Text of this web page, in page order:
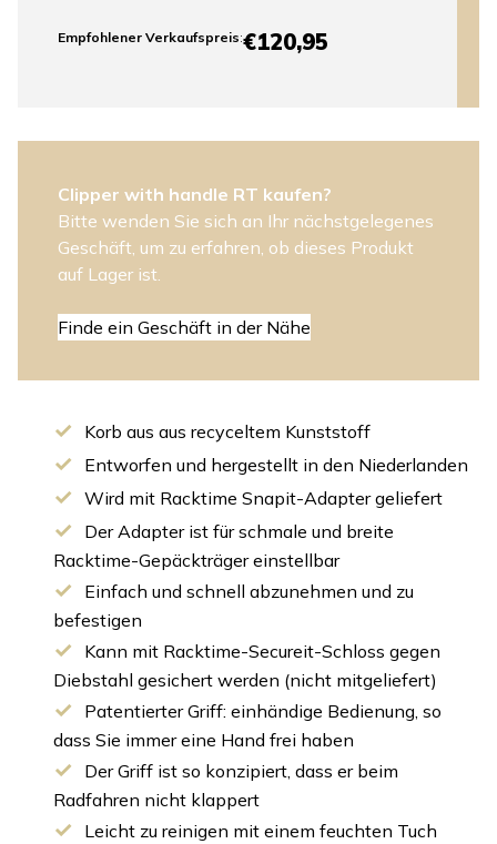
Empfohlener Verkaufspreis:€120,95
Clipper with handle RT kaufen?
Bitte wenden Sie sich an Ihr nächstgelegenes
Geschäft, um zu erfahren, ob dieses Produkt
auf Lager ist.
Finde ein Geschäft in der Nähe
Korb aus aus recyceltem Kunststoff
Entworfen und hergestellt in den Niederlanden
Wird mit Racktime Snapit-Adapter geliefert
Der Adapter ist für schmale und breite
Racktime-Gepäckträger einstellbar
Einfach und schnell abzunehmen und zu
befestigen
Kann mit Racktime-Secureit-Schloss gegen
Diebstahl gesichert werden (nicht mitgeliefert)
Patentierter Griff: einhändige Bedienung, so
dass Sie immer eine Hand frei haben
Der Griff ist so konzipiert, dass er beim
Radfahren nicht klappert
Leicht zu reinigen mit einem feuchten Tuch